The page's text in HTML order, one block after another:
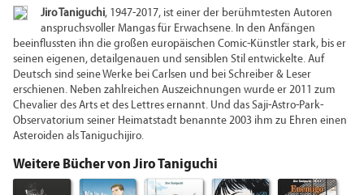
Jiro Taniguchi, 1947-2017, ist einer der berühmtesten Autoren
anspruchsvoller Mangas für Erwachsene. In den Anfängen
beeinflussten ihn die großen europäischen Comic-Künstler stark, bis er
seinen eigenen, detailgenauen und sensiblen Stil entwickelte. Auf
Deutsch sind seine Werke bei Carlsen und bei Schreiber & Leser
erschienen. Neben zahlreichen Auszeichnungen wurde er 2011 zum
Chevalier des Arts et des Lettres ernannt. Und das Saji-Astro-Park-
Observatorium seiner Heimatstadt benannte 2003 ihm zu Ehren einen
Asteroiden als Taniguchijiro.
Weitere Bücher von Jiro Taniguchi